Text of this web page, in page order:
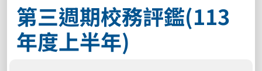
第三週期校務評鑑(113
年度上半年)